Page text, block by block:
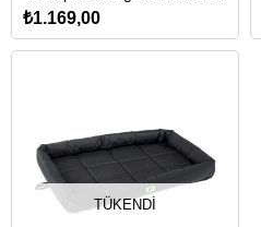
(Siyah)
₺1.169,00
TÜKENDI